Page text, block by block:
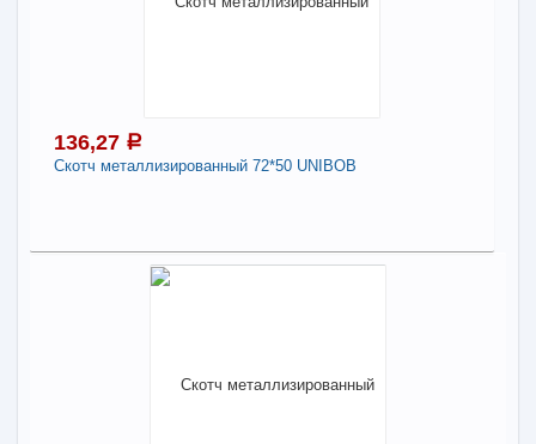
136,27 a
Скотч металлизированный 72*50 UNIBOB
Наличие товара в магазинах уточняйте по телефону